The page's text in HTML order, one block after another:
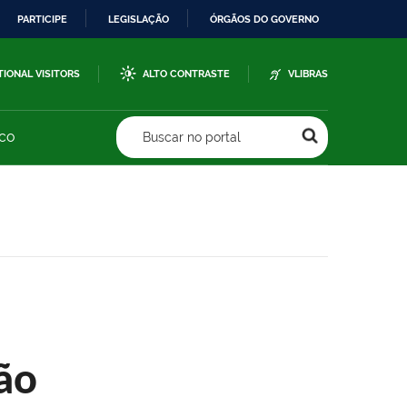
PARTICIPE LEGISLAÇÃO ÓRGÃOS DO GOVERNO
VISITORS ALTO CONTRASTE VLIBRAS
Buscar no portal